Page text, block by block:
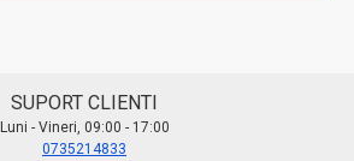
SUPORT CLIENTI
Luni - Vineri, 09:00 - 17:00
0735214833